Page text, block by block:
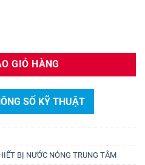
30L Chính Hãng – Bền Bỉ, An Toàn
GIỎ HÀNG
SỐ KỸ THUẬT
BỊ NƯỚC NÓNG TRUNG TÂM